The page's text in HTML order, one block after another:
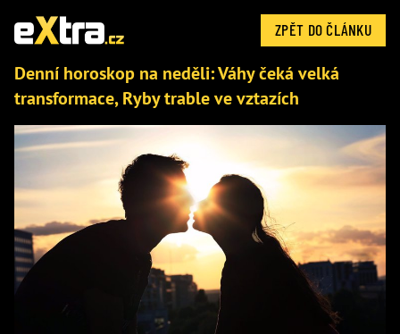
ZPĚT DO ČLÁNKU
Denní horoskop na neděli: Váhy čeká velká
transformace, Ryby trable ve vztazích